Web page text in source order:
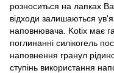
розноситься на лапках
відходи залишаються
наповнювача. Kotix має
поглинанні силікогель
наповнення гранул
ступінь використання